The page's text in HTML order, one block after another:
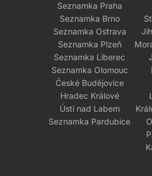
Seznamka Praha
Seznamka Brno
Seznamka Ostrava
Seznamka Plzeň
Seznamka Liberec
Seznamka Olomouc
České Budějovice
Hradec Králové
Ústí nad Labem
Seznamka Pardubice